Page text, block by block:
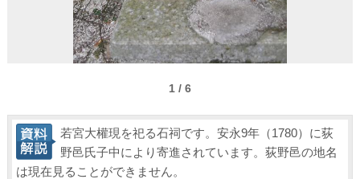
1 / 6
若宮大權現を祀る石祠です。安永9年（1780）に荻
野邑氏子中により寄進されています。荻野邑の地名
は現在見ることができません。